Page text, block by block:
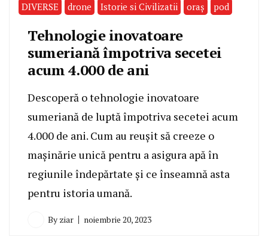
DIVERSE drone Istorie si Civilizatii oraş pod
Tehnologie inovatoare
sumeriană împotriva secetei
acum 4.000 de ani
Descoperă o tehnologie inovatoare
sumeriană de luptă împotriva secetei acum
4.000 de ani. Cum au reușit să creeze o
mașinărie unică pentru a asigura apă în
regiunile îndepărtate și ce înseamnă asta
pentru istoria umană.
By ziar noiembrie 20, 2023